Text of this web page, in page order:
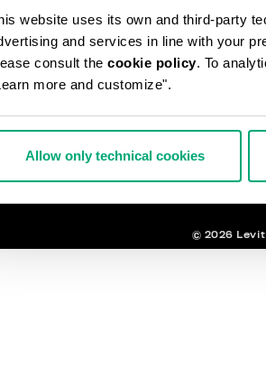
website uses its own and third-party
and services in line with your
consult the cookie policy. To
more and customize".
Allow only technical cookies
SERVICIO
ATENCIÓN
AL
PEDIDOS Y
ENVÍOS
DEVOLUCIONES
RETIRARSE DEL
PAGOS Y
© 2026